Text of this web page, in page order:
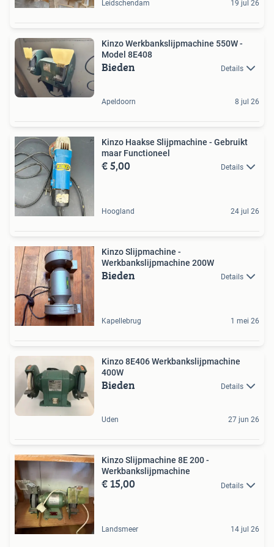
Leidschendam 19 jul 26
Kinzo Werkbankslijpmachine 550W -
Model 8E408
Bieden Details
Apeldoorn 8 jul 26
Kinzo Haakse Slijpmachine - Gebruikt
maar Functioneel
€ 5,00 Details
Hoogland 24 jul 26
Kinzo Slijpmachine -
Werkbankslijpmachine 200W
Bieden Details
Kapellebrug 1 mei 26
Kinzo 8E406 Werkbankslijpmachine
400W
Bieden Details
Uden 27 jun 26
Kinzo Slijpmachine 8E 200 -
Werkbankslijpmachine
€ 15,00 Details
Landsmeer 14 jul 26